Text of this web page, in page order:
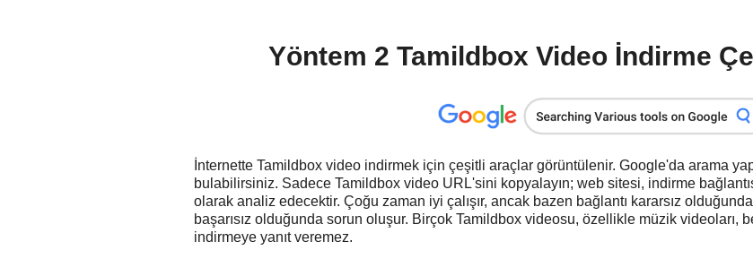
Yöntem 2 Tamildbox Video İndirme
İnternette Tamildbox video indirmek için çeşitli araçlar görüntülenir. Google'da arama
bulabilirsiniz. Sadece Tamildbox video URL'sini kopyalayın; web sitesi, indirme
olarak analiz edecektir. Çoğu zaman iyi çalışır, ancak bazen bağlantı kararsız
başarısız olduğunda sorun oluşur. Birçok Tamildbox videosu, özellikle müzik videoları,
indirmeye yanıt veremez.